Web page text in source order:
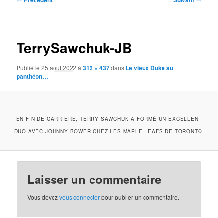
TerrySawchuk-JB
Publié le25 août 2022 à312 × 437dans Le vieux Duke au
panthéon…
EN FIN DE CARRIÈRE, TERRY SAWCHUK A FORMÉ UN EXCELLENT
DUO AVEC JOHNNY BOWER CHEZ LES MAPLE LEAFS DE TORONTO.
Laisser un commentaire
Vous devezvous connecterpour publier un commentaire.